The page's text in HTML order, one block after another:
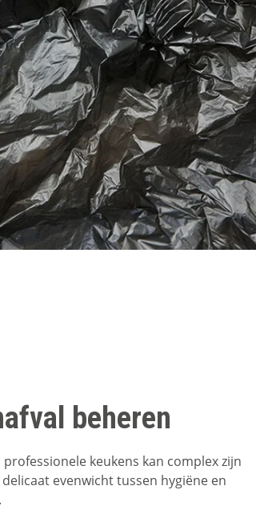
beheren
keukens kan complex zijn
evenwicht tussen hygiëne en